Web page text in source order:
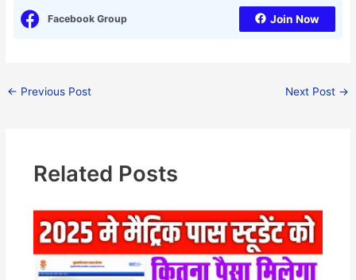
Facebook Group Join Now
← Previous Post Next Post →
Related Posts